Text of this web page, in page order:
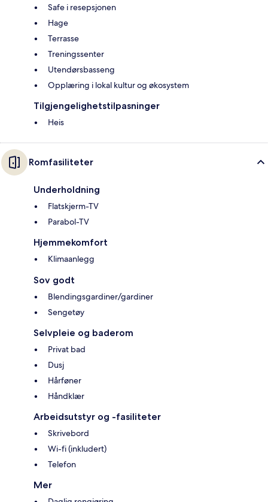
Safe i resepsjonen
Hage
Terrasse
Treningssenter
Utendørsbasseng
Opplæring i lokal kultur og økosystem
Tilgjengelighetstilpasninger
Heis
Romfasiliteter
Underholdning
Flatskjerm-TV
Parabol-TV
Hjemmekomfort
Klimaanlegg
Sov godt
Blendingsgardiner/gardiner
Sengetøy
Selvpleie og baderom
Privat bad
Dusj
Hårføner
Håndklær
Arbeidsutstyr og -fasiliteter
Skrivebord
Wi-fi (inkludert)
Telefon
Mer